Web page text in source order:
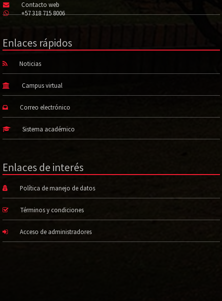
Contacto web
+57 318 715 8006
Enlaces rápidos
Noticias
Campus virtual
Correo electrónico
Sistema académico
Enlaces de interés
Política de manejo de datos
Términos y condiciones
Acceso de administradores